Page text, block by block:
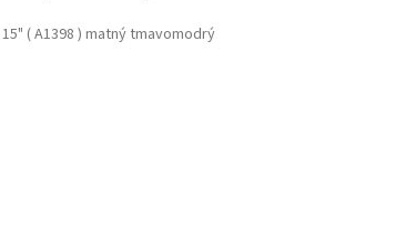
( A1398 ) matný tmavomodrý